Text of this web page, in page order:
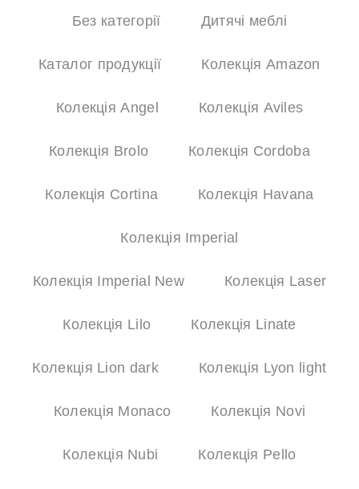
Без категорії Дитячі меблі
Каталог продукції Колекція Amazon
Колекція Angel Колекція Aviles
Колекція Brolo Колекція Cordoba
Колекція Cortina Колекція Havana
Колекція Imperial
Колекція Imperial New Колекція Laser
Колекція Lilo Колекція Linate
Колекція Lion dark Колекція Lyon light
Колекція Monaco Колекція Novi
Колекція Nubi Колекція Pello